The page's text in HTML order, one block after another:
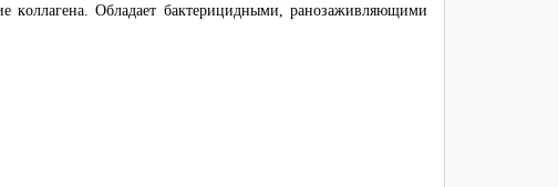
коллагена. Обладает бактерицидными, ранозаживляющими